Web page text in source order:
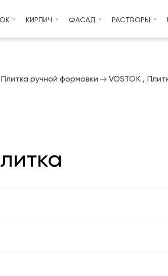
КИРПИЧ ФАСАД РАСТВОРЫ
Плитка ручной формовки VOSTOK ,